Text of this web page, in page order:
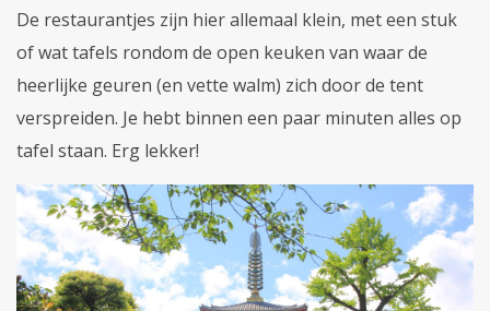
De restaurantjes zijn hier allemaal klein, met een stuk
of wat tafels rondom de open keuken van waar de
heerlijke geuren (en vette walm) zich door de tent
verspreiden. Je hebt binnen een paar minuten alles op
tafel staan. Erg lekker!